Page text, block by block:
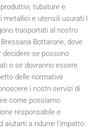
tubature e
metallici e utensili usurati.I
trasportati al nostro
Bottarone, dove
se possono
o se dovranno essere
delle normative
i nostri servizi di
come possiamo
responsabile e
aiutarti a ridurre l'impatto